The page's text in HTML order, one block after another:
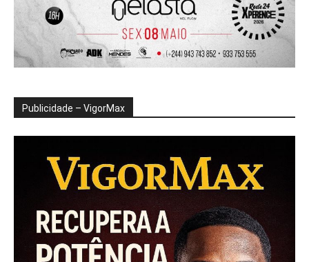
Publicidade – VigorMax